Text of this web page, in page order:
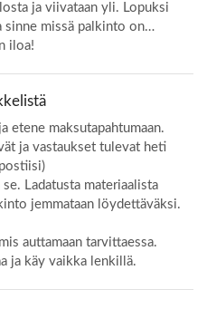
ja viivataan yli. Lopuksi
sinne missä palkinto on…
iloa!
etene maksutapahtumaan.
ja vastaukset tulevat heti
Ladatusta materiaalista
jemmataan löydettäväksi.
auttamaan tarvittaessa.
ja käy vaikka lenkillä.